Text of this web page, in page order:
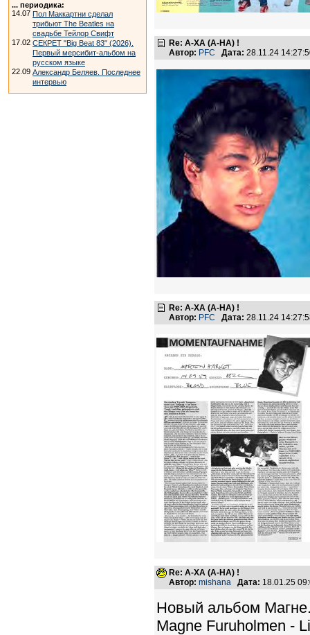
... периодика:
14.07 Пол Маккартни сделал
трибьют The Beatles на
свадьбе Тейлор Свифт
17.02 СЕКРЕТ "Big Beat 83" (2026).
Первый мерсибит-альбом на
русском языке
22.09 Александр Беляев. Последнее
интервью
Re: А-ХА (A-HA) !
Автор: PFC Дата: 28.11.24
Re: А-ХА (A-HA) !
Автор: PFC Дата: 28.11.24
Re: А-ХА (A-HA) !
Автор: mishana Дата: 18.01.25
Новый альбом
Magne Furuholmen -